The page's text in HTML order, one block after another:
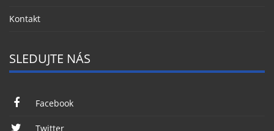
Kontakt
SLEDUJTE NÁS
Facebook
Twitter